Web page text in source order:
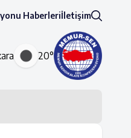
Haberleriİletişim
20°